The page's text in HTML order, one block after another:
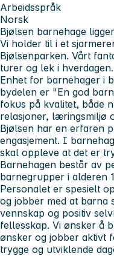
Arbeidsspråk
Norsk
Bjølsen barnehage
Vi holder til i et
Bjølsenparken. Vårt
turer og lek i
Enhet for barnehager i
bydelen er "En god
fokus på kvalitet, både
relasjoner, læringsmiljø
Bjølsen har en erfaren
engasjement. I
skal oppleve at det er
Barnehagen består av
barnegrupper i alderen
Personalet er spesielt
og jobber med at barna
vennskap og positiv
fellesskap. Vi ønsker å
ønsker og jobber aktivt
trygge og utviklende